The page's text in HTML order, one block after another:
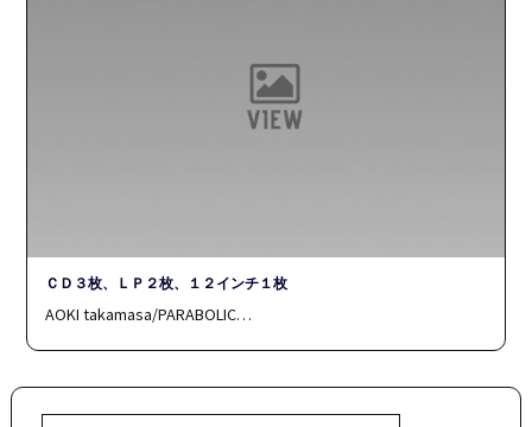
ＣＤ３枚、ＬＰ２枚、１２インチ１枚
AOKI takamasa/PARABOLIC…